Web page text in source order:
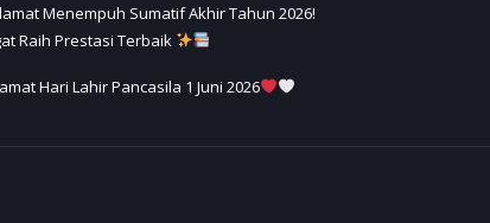
Menempuh Sumatif Akhir Tahun 2026!
Raih Prestasi Terbaik
Hari Lahir Pancasila 1 Juni 2026